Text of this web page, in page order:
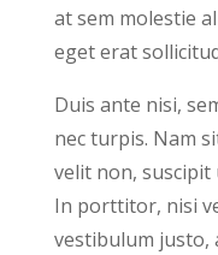
at sem molestie
eget erat
Duis ante nisi,
nec turpis. Nam
velit non, suscipit
In porttitor, nisi
vestibulum justo,